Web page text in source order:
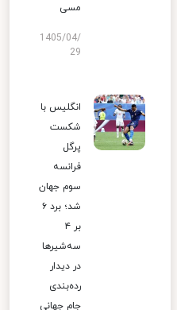
مسی
1405/04/
29
انگلیس با
شکست
پرگل
فرانسه
سوم جهان
شد؛ برد ۶
بر ۴
سه‌شیرها
در دیدار
رده‌بندی
جام جهانی